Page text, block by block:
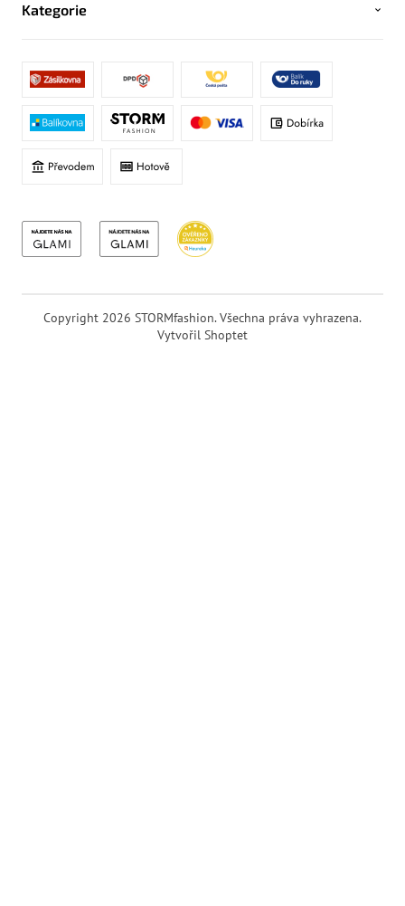
Kategorie
Vytvořil Shoptet
Copyright 2026 STORMfashion. Všechna práva vyhrazena.